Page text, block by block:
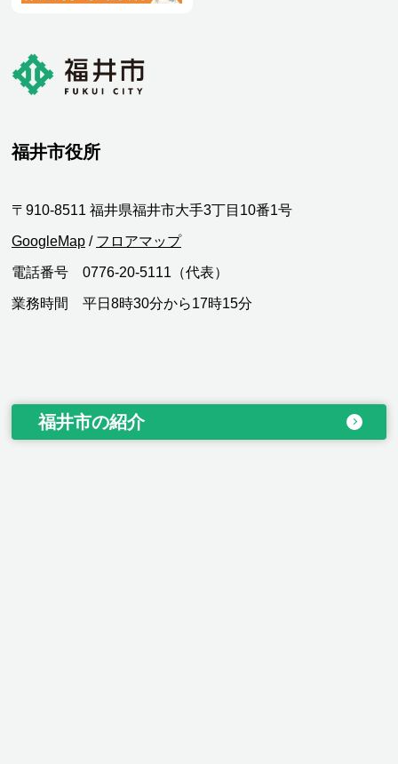
福井市役所
〒910-8511 福井県福井市大手3丁目10番1号
GoogleMap / フロアマップ
電話番号 0776-20-5111（代表）
業務時間 平日8時30分から17時15分
福井市の紹介